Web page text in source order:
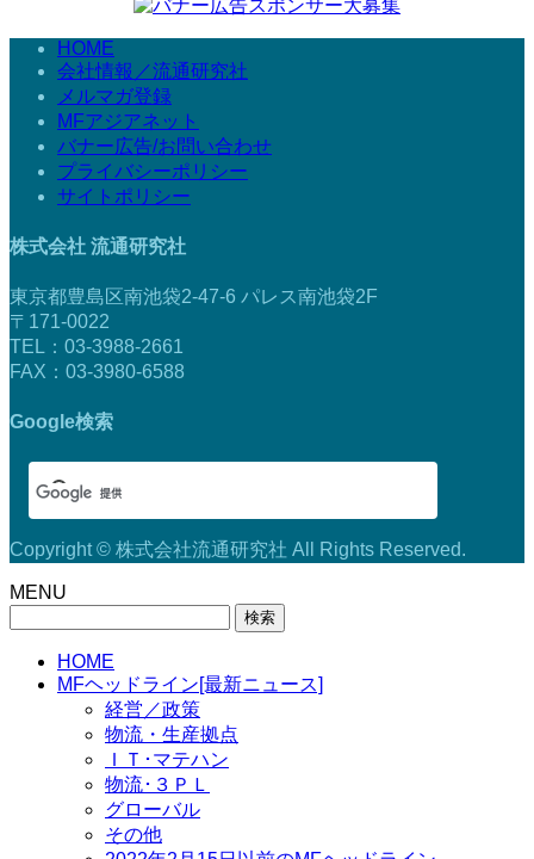
HOME
会社情報／流通研究社
メルマガ登録
MFアジアネット
バナー広告/お問い合わせ
プライバシーポリシー
サイトポリシー
株式会社 流通研究社
東京都豊島区南池袋2-47-6 パレス南池袋2F
〒171-0022
TEL：03-3988-2661
FAX：03-3980-6588
Google検索
Copyright © 株式会社流通研究社 All Rights Reserved.
MENU
HOME
MFヘッドライン[最新ニュース]
経営／政策
物流・生産拠点
ＩＴ･マテハン
物流･３ＰＬ
グローバル
その他